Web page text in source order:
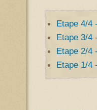
Etape 4/4
Etape 3/4
Etape 2/4
Etape 1/4